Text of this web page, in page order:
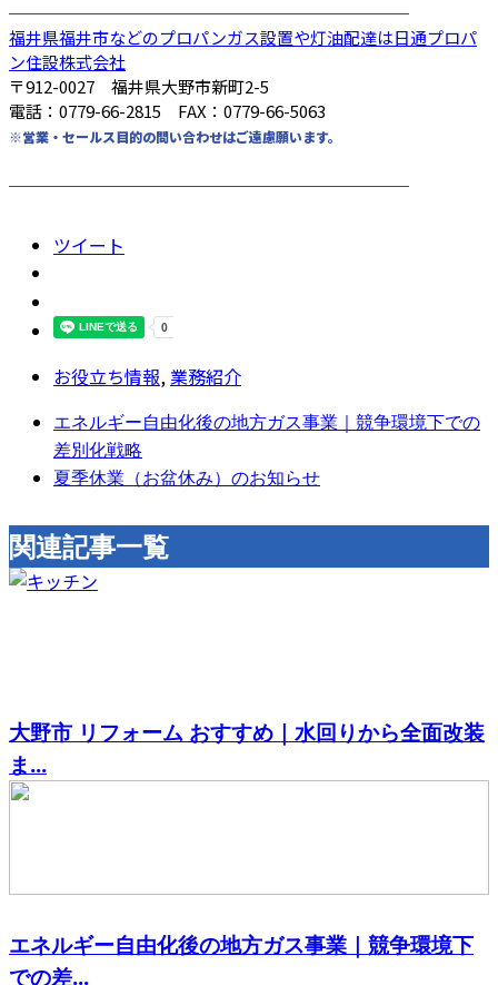
────────────────────────
福井県福井市などのプロパンガス設置や灯油配達は日通プロパ
ン住設株式会社
〒912-0027 福井県大野市新町2-5
電話：0779-66-2815 FAX：0779-66-5063
※営業・セールス目的の問い合わせはご遠慮願います。
────────────────────────
ツイート
お役立ち情報,業務紹介
エネルギー自由化後の地方ガス事業｜競争環境下での
差別化戦略
夏季休業（お盆休み）のお知らせ
関連記事一覧
大野市 リフォーム おすすめ｜水回りから全面改装
ま...
エネルギー自由化後の地方ガス事業｜競争環境下
での差...